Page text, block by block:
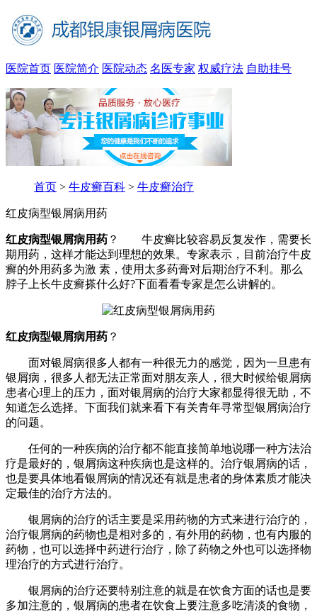
医院首页 医院简介 医院动态 名医专家 权威疗法 自助挂号
首页 > 牛皮癣百科 > 牛皮癣治疗
红皮病型银屑病用药
红皮病型银屑病用药 ？ 牛皮癣比较容易反复发作，需要长
期用药，这样才能达到理想的效果。专家表示，目前治疗牛皮
癣的外用药多为激 素，使用太多药膏对后期治疗不利。那么
脖子上长牛皮癣搽什么好?下面看看专家是怎么讲解的。
红皮病型银屑病用药 ？
面对银屑病很多人都有一种很无力的感觉，因为一旦患有
银屑病，很多人都无法正常面对朋友亲人，很大时候给银屑病
患者心理上的压力，面对银屑病的治疗大家都显得很无助，不
知道怎么选择。下面我们就来看下有关青年寻常型银屑病治疗
的问题。
任何的一种疾病的治疗都不能直接简单地说哪一种方法治
疗是最好的，银屑病这种疾病也是这样的。治疗银屑病的话，
也是要具体地看银屑病的情况还有就是患者的身体素质才能决
定最佳的治疗方法的。
银屑病的治疗的话主要是采用药物的方式来进行治疗的，
治疗银屑病的药物也是相对多的，有外用的药物，也有内服的
药物，也可以选择中药进行治疗，除了药物之外也可以选择物
理治疗的方式进行治疗。
银屑病的治疗还要特别注意的就是在饮食方面的话也是要
多加注意的，银屑病的患者在饮食上要注意多吃清淡的食物，